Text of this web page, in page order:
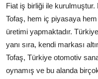
Fiat iş birliği ile
Tofaş, hem iç piyasaya
üretimi yapmaktadır.
yanı sıra, kendi markası
Tofaş, Türkiye otomotiv
oynamış ve bu alanda